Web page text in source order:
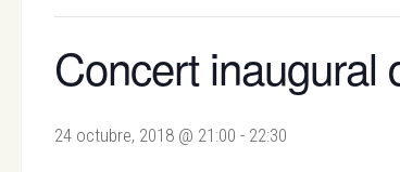
Concert inaugural
24 octubre, 2018 @ 21:00 - 22:30